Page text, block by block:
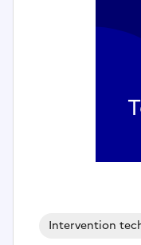
Intervention